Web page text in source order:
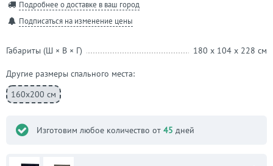
Подробнее о доставке в ваш город
Подписаться на изменение цены
Габариты (Ш × В × Г) 180 x 104 x 228 см
Другие размеры спального места:
160х200 см
Изготовим любое количество от 45 дней